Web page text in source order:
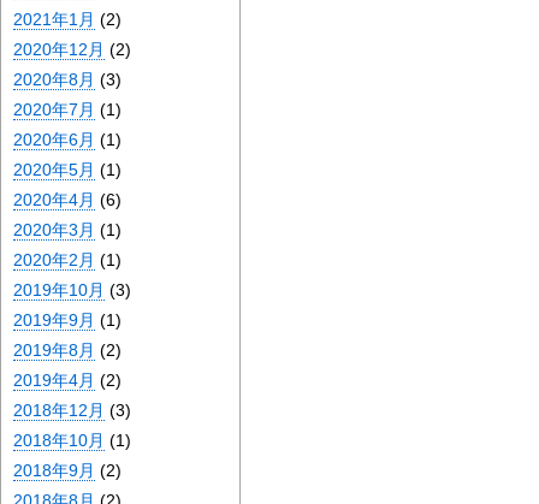
2021年1月 (2)
2020年12月 (2)
2020年8月 (3)
2020年7月 (1)
2020年6月 (1)
2020年5月 (1)
2020年4月 (6)
2020年3月 (1)
2020年2月 (1)
2019年10月 (3)
2019年9月 (1)
2019年8月 (2)
2019年4月 (2)
2018年12月 (3)
2018年10月 (1)
2018年9月 (2)